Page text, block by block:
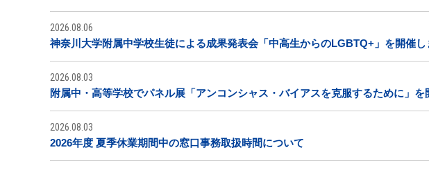
2026.08.06
神奈川大学附属中学校生徒による成果発表会「中高生からのLGBTQ+」を開催し
2026.08.03
附属中・高等学校でパネル展「アンコンシャス・バイアスを克服するために」を
2026.08.03
2026年度 夏季休業期間中の窓口事務取扱時間について